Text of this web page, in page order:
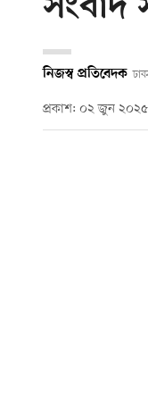
সংবাদ
নিজস্ব প্রতিবেদক
প্রকাশ: ০২ জুন